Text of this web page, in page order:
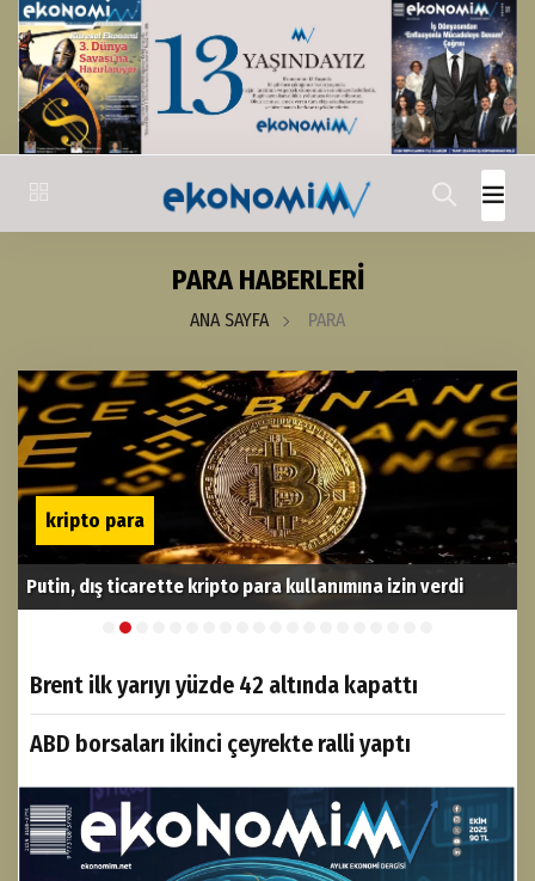
PARA HABERLERİ
ANA SAYFA PARA
kripto para
Putin, dış ticarette kripto para kullanımına izin verdi
Brent ilk yarıyı yüzde 42 altında kapattı
ABD borsaları ikinci çeyrekte ralli yaptı